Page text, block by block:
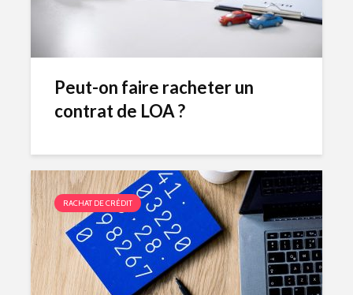
Peut-on faire racheter un
contrat de LOA ?
RACHAT DE CRÉDIT